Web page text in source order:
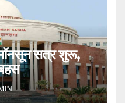
सत्र शुरू,